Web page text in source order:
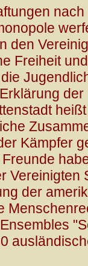
den
Freiheit
Kämpfer
Vereinigten
der